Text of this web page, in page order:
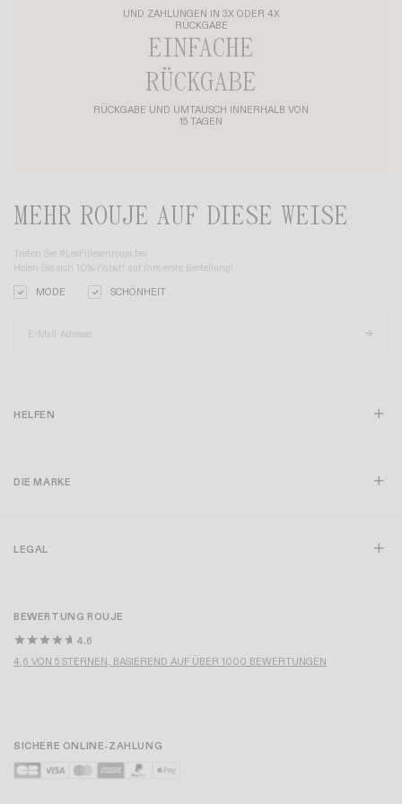
UND ZAHLUNGEN IN 3X ODER 4X
RÜCKGABE
EINFACHE
RÜCKGABE
RÜCKGABE UND UMTAUSCH INNERHALB VON
15 TAGEN
MEHR ROUJE AUF DIESE WEISE
Treten Sie #LesFillesenrouje bei
Holen Sie sich 10% Rabatt auf Ihre erste Bestellung!
MODE SCHÖNHEIT
HELFEN
DIE MARKE
LEGAL
BEWERTUNG ROUJE
4.6
4,6 VON 5 STERNEN, BASIEREND AUF ÜBER 1000 BEWERTUNGEN
SICHERE ONLINE-ZAHLUNG